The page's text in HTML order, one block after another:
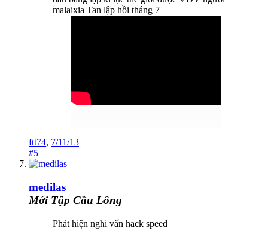
malaixia Tan lập hồi tháng 7
ftt74, 7/11/13
#5
medilas
Mới Tập Cầu Lông
Phát hiện nghi vấn hack speed